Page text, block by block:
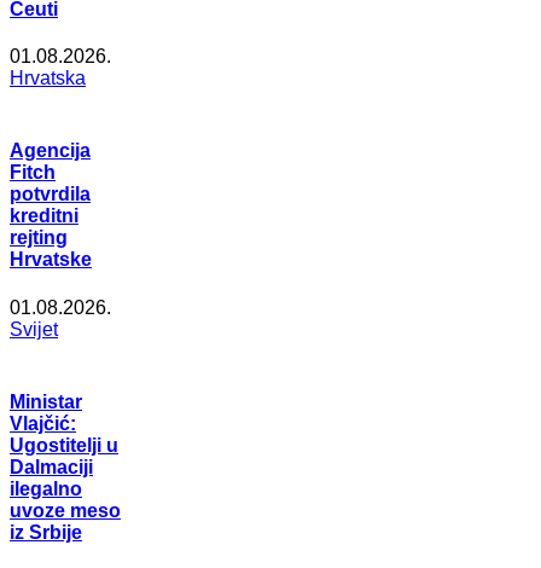
Ceuti
01.08.2026.
Hrvatska
Agencija
Fitch
potvrdila
kreditni
rejting
Hrvatske
01.08.2026.
Svijet
Ministar
Vlajčić:
Ugostitelji u
Dalmaciji
ilegalno
uvoze meso
iz Srbije